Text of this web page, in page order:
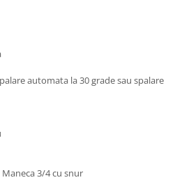
automata la 30 grade sau spalare
Maneca 3/4 cu snur